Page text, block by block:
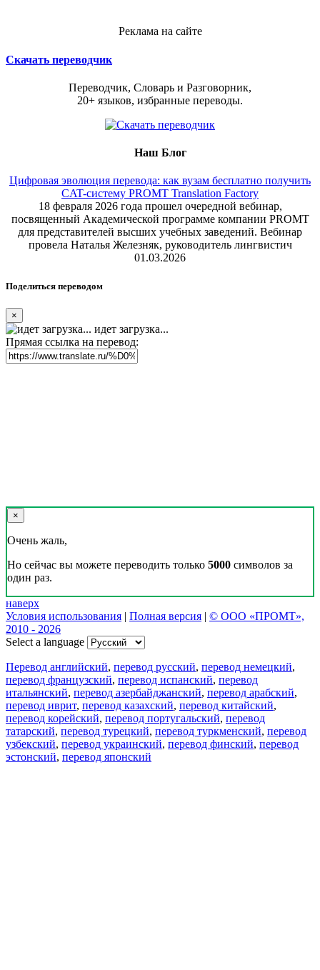
Реклама на сайте
Скачать переводчик
Переводчик, Словарь и Разговорник,
20+ языков, избранные переводы.
Наш Блог
Цифровая эволюция перевода: как вузам бесплатно получить
CAT-систему PROMT Translation Factory
18 февраля 2026 года прошел очередной вебинар,
посвященный Академической программе компании PROMT
для представителей высших учебных заведений. Вебинар
провела Наталья Железняк, руководитель лингвистич
01.03.2026
Поделиться переводом
×
идет загрузка...
Прямая ссылка на перевод:
×
Очень жаль,
Но сейчас вы можете переводить только 5000 символов за
один раз.
наверх
Условия использования | Полная версия | © ООО «ПРОМТ»,
2010 - 2026
Select a language
Перевод английский, перевод русский, перевод немецкий,
перевод французский, перевод испанский, перевод
итальянский, перевод азербайджанский, перевод арабский,
перевод иврит, перевод казахский, перевод китайский,
перевод корейский, перевод португальский, перевод
татарский, перевод турецкий, перевод туркменский, перевод
узбекский, перевод украинский, перевод финский, перевод
эстонский, перевод японский